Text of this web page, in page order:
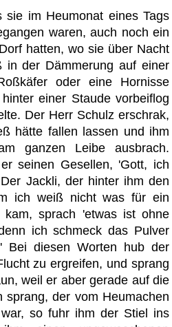
sie im Heumonat eines Tags
waren, auch noch ein
hatten, wo sie über Nacht
in der Dämmerung auf einer
oder eine Hornisse
einer Staude vorbeiflog
Der Herr Schulz erschrak,
hätte fallen lassen und ihm
ganzen Leibe ausbrach.
seinen Gesellen, 'Gott, ich
Jackli, der hinter ihm den
ich weiß nicht was für ein
sprach 'etwas ist ohne
ich schmeck das Pulver
Bei diesen Worten hub der
zu ergreifen, und sprang
weil er aber gerade auf die
sprang, der vom Heumachen
so fuhr ihm der Stiel ins